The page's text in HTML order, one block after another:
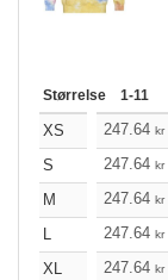
Størrelse 1-11
XS 247.64 kr
S
247.64 kr
M
247.64 kr
L
247.64 kr
XL
247.64 kr